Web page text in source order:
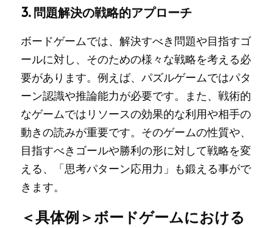
3. 問題解決の戦略的アプローチ
ボードゲームでは、解決すべき問題や目指すゴ
ールに対し、そのための様々な戦略を考える必
要があります。例えば、パズルゲームではパタ
ーン認識や推論能力が必要です。また、戦術的
なゲームではリソースの効果的な利用や相手の
動きの読みが重要です。そのゲームの性質や、
目指すべきゴールや勝利の形に対して戦略を変
える、「思考パターン応用力」も鍛える事がで
きます。
＜具体例＞ボードゲームにおける